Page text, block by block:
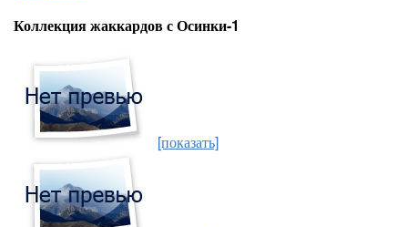
Коллекция жаккардов с Осинки-1
[показать]